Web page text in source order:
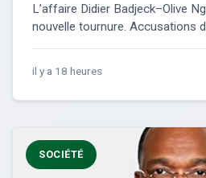
L’affaire Didier Badjeck–Olive
nouvelle tournure. Accusations
il y a 18 heures
SOCIÉTÉ